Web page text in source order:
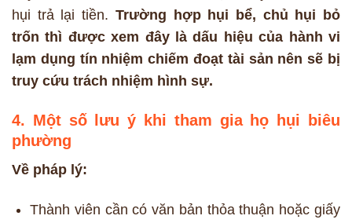
hụi trả lại tiền. Trường hợp hụi bể, chủ hụi bỏ
trốn thì được xem đây là dấu hiệu của hành vi
lạm dụng tín nhiệm chiếm đoạt tài sản nên sẽ bị
truy cứu trách nhiệm hình sự.
4. Một số lưu ý khi tham gia họ hụi biêu
phường
Về pháp lý:
Thành viên cần có văn bản thỏa thuận hoặc giấy